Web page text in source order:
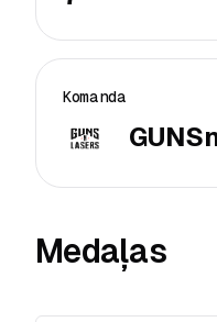
Komanda
Medaļas